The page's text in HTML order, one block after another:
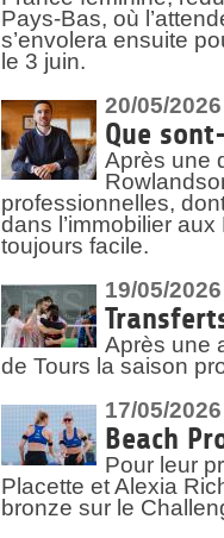
Pays-Bas, où
s’envolera ensuite
le 3 juin.
20/05/2026
Que
Après une
professionnelles,
dans l’immobilier
toujours facile.
19/05/2026
Après une
de Tours la saison
17/05/2026
Beach
Pour leur
Placette et Alexia
bronze sur le